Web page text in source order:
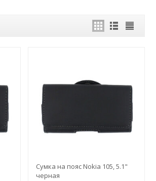
Сумка на пояс Nokia 105, 5.1"
черная